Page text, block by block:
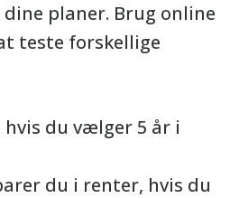
planer. Brug online
teste forskellige
hvis du vælger 5 år i
du i renter, hvis du